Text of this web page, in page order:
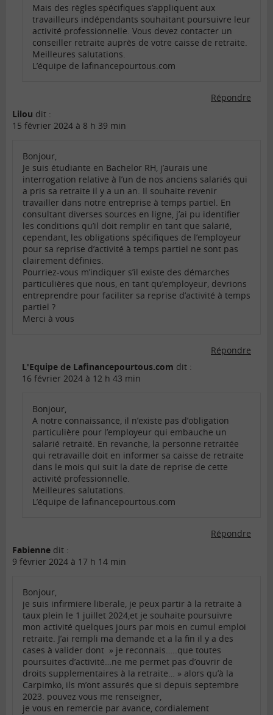
Mais des règles spécifiques s’appliquent aux
travailleurs indépendants souhaitant poursuivre leur
activité professionnelle. Vous devez contacter un
conseiller retraite auprès de votre caisse de retraite.
Meilleures salutations.
L’équipe de lafinancepourtous.com
Répondre
Lilou dit :
15 février 2024 à 8 h 39 min
Bonjour,
Je suis étudiante en Bachelor RH, j’aurais une
interrogation relative à l’un de nos anciens salariés qui
a pris sa retraite il y a un an. Il souhaite revenir
travailler dans notre entreprise à temps partiel. En
consultant diverses sources en ligne, j’ai pu identifier
les conditions qu’il doit remplir en tant que salarié,
cependant, les obligations spécifiques de l’employeur
pour sa reprise d’activité à temps partiel ne sont pas
clairement définies.
Pourriez-vous m’indiquer s’il existe des démarches
particulières que nous, en tant qu’employeur, devrions
entreprendre pour faciliter sa reprise d’activité à temps
partiel ?
Merci à vous
Répondre
L'Equipe de Lafinancepourtous.com dit :
16 février 2024 à 12 h 43 min
Bonjour,
A notre connaissance, il n’existe pas d’obligation
particulière pour l’employeur qui embauche un
salarié retraité. En revanche, la personne retraitée
qui retravaille doit en informer sa caisse de retraite
dans le mois qui suit la date de reprise de cette
activité professionnelle.
Meilleures salutations.
L’équipe de lafinancepourtous.com
Répondre
Fabienne dit :
9 février 2024 à 17 h 14 min
Bonjour,
je suis infirmiere liberale, je peux partir à la retraite à
taux plein le 1 juillet 2024,et je souhaite poursuivre
mon activité quelques jours par mois en cumul emploi
retraite. J’ai rempli ma demande et a la fin il y a des
cases à valider dont » je reconnais…..que toutes
poursuites d’activité…ne me permet pas d’ouvrir de
droits supplementaires à la retraite… » alors qu’à la
Carpimko, ils m’ont assurés que si depuis septembre
2023. pouvez vous me renseigner,
je vous en remercie par avance, cordialement